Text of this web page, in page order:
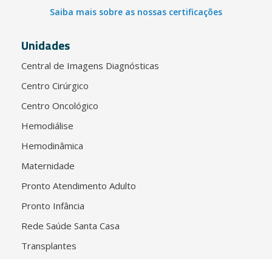
Saiba mais sobre as nossas certificações
Unidades
Central de Imagens Diagnósticas
Centro Cirúrgico
Centro Oncológico
Hemodiálise
Hemodinâmica
Maternidade
Pronto Atendimento Adulto
Pronto Infância
Rede Saúde Santa Casa
Transplantes